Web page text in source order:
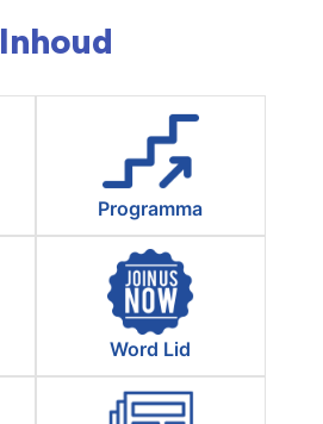
Inhoud
Programma
Word Lid